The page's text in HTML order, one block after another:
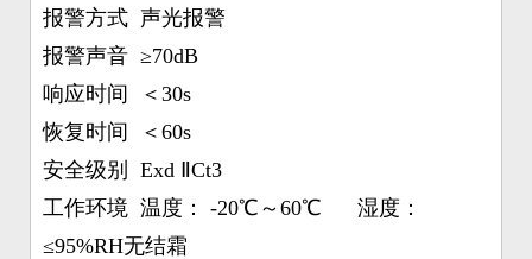
报警方式 声光报警
报警声音 ≥70dB
响应时间 ＜30s
恢复时间 ＜60s
安全级别 Exd ⅡCt3
工作环境 温度： -20℃～60℃ 湿度：
≤95%RH无结霜